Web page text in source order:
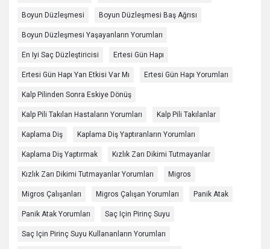
Boyun Düzleşmesi Boyun Düzleşmesi Baş Ağrısı
Boyun Düzleşmesi Yaşayanların Yorumları
En Iyi Saç Düzleştiricisi Ertesi Gün Hapı
Ertesi Gün Hapı Yan Etkisi Var Mı Ertesi Gün Hapı Yorumları
Kalp Pilinden Sonra Eskiye Dönüş
Kalp Pili Takılan Hastaların Yorumları Kalp Pili Takılanlar
Kaplama Diş Kaplama Diş Yaptıranların Yorumları
Kaplama Diş Yaptırmak Kızlık Zarı Dikimi Tutmayanlar
Kızlık Zarı Dikimi Tutmayanlar Yorumları Migros
Migros Çalışanları Migros Çalışan Yorumları Panik Atak
Panik Atak Yorumları Saç Için Pirinç Suyu
Saç Için Pirinç Suyu Kullananların Yorumları